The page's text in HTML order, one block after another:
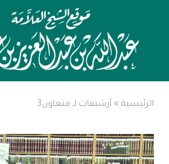
الرئيسية » أرشيفات لـ متعاون3